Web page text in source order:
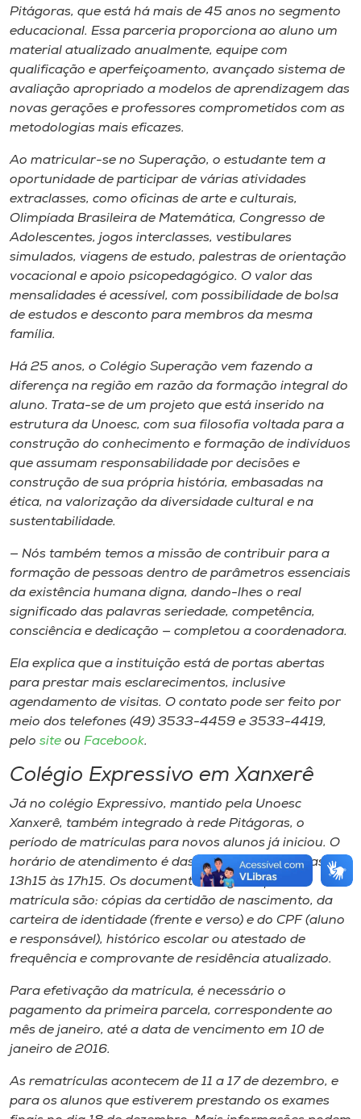
Pitágoras, que está há mais de 45 anos no segmento
educacional. Essa parceria proporciona ao aluno um
material atualizado anualmente, equipe com
qualificação e aperfeiçoamento, avançado sistema de
avaliação apropriado a modelos de aprendizagem das
novas gerações e professores comprometidos com as
metodologias mais eficazes.
Ao matricular-se no Superação, o estudante tem a
oportunidade de participar de várias atividades
extraclasses, como oficinas de arte e culturais,
Olimpíada Brasileira de Matemática, Congresso de
Adolescentes, jogos interclasses, vestibulares
simulados, viagens de estudo, palestras de orientação
vocacional e apoio psicopedagógico. O valor das
mensalidades é acessível, com possibilidade de bolsa
de estudos e desconto para membros da mesma
família.
Há 25 anos, o Colégio Superação vem fazendo a
diferença na região em razão da formação integral do
aluno. Trata-se de um projeto que está inserido na
estrutura da Unoesc, com sua filosofia voltada para a
construção do conhecimento e formação de indivíduos
que assumam responsabilidade por decisões e
construção de sua própria história, embasadas na
ética, na valorização da diversidade cultural e na
sustentabilidade.
— Nós também temos a missão de contribuir para a
formação de pessoas dentro de parâmetros essenciais
da existência humana digna, dando-lhes o real
significado das palavras seriedade, competência,
consciência e dedicação — completou a coordenadora.
Ela explica que a instituição está de portas abertas
para prestar mais esclarecimentos, inclusive
agendamento de visitas. O contato pode ser feito por
meio dos telefones (49) 3533-4459 e 3533-4419,
pelo site ou Facebook.
Colégio Expressivo em Xanxerê
Já no colégio Expressivo, mantido pela Unoesc
Xanxerê, também integrado à rede Pitágoras, o
período de matrículas para novos alunos já iniciou. O
horário de atendimento é das 7h20 às 11h20 e das
13h15 às 17h15. Os documentos exigidos para
matrícula são: cópias da certidão de nascimento, da
carteira de identidade (frente e verso) e do CPF (aluno
e responsável), histórico escolar ou atestado de
frequência e comprovante de residência atualizado.
Para efetivação da matrícula, é necessário o
pagamento da primeira parcela, correspondente ao
mês de janeiro, até a data de vencimento em 10 de
janeiro de 2016.
As rematrículas acontecem de 11 a 17 de dezembro, e
para os alunos que estiverem prestando os exames